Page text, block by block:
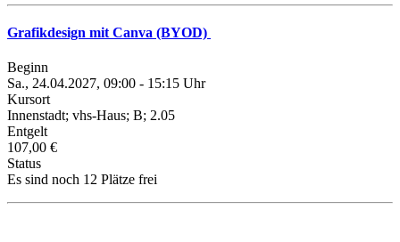
Grafikdesign mit Canva (BYOD)
Beginn
Sa., 24.04.2027, 09:00 - 15:15 Uhr
Kursort
Innenstadt; vhs-Haus; B; 2.05
Entgelt
107,00 €
Status
Es sind noch 12 Plätze frei